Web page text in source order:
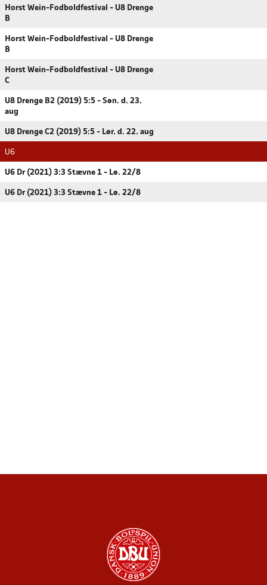
Horst Wein-Fodboldfestival - U8 Drenge
B
Horst Wein-Fodboldfestival - U8 Drenge
B
Horst Wein-Fodboldfestival - U8 Drenge
C
U8 Drenge B2 (2019) 5:5 - Søn. d. 23.
aug
U8 Drenge C2 (2019) 5:5 - Lør. d. 22. aug
U6
U6 Dr (2021) 3:3 Stævne 1 - Lø. 22/8
U6 Dr (2021) 3:3 Stævne 1 - Lø. 22/8